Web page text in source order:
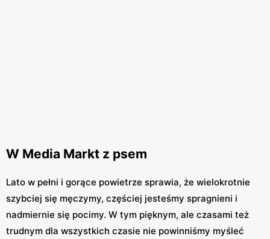
W Media Markt z psem
Lato w pełni i gorące powietrze sprawia, że wielokrotnie
szybciej się męczymy, częściej jesteśmy spragnieni i
nadmiernie się pocimy. W tym pięknym, ale czasami też
trudnym dla wszystkich czasie nie powinniśmy myśleć